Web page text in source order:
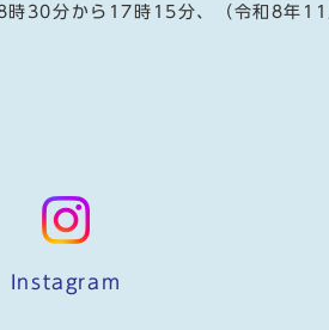
30分から17時15分、（令和8年11
Instagram